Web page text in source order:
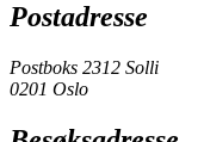
Postadresse
Postboks 2312 Solli
0201 Oslo